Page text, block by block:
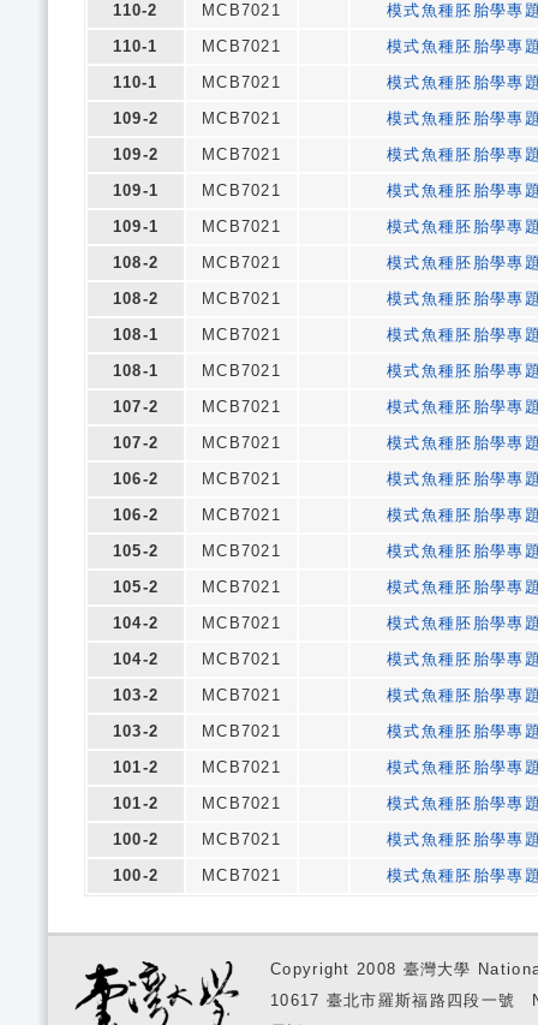
110-2
MCB7021
模式魚種胚胎學專
110-1
MCB7021
模式魚種胚胎學專
110-1
MCB7021
模式魚種胚胎學專
109-2
MCB7021
模式魚種胚胎學專
109-2
MCB7021
模式魚種胚胎學專
109-1
MCB7021
模式魚種胚胎學專
109-1
MCB7021
模式魚種胚胎學專
108-2
MCB7021
模式魚種胚胎學專
108-2
MCB7021
模式魚種胚胎學專
108-1
MCB7021
模式魚種胚胎學專
108-1
MCB7021
模式魚種胚胎學專
107-2
MCB7021
模式魚種胚胎學專
107-2
MCB7021
模式魚種胚胎學專
106-2
MCB7021
模式魚種胚胎學專
106-2
MCB7021
模式魚種胚胎學專
105-2
MCB7021
模式魚種胚胎學專
105-2
MCB7021
模式魚種胚胎學專
104-2
MCB7021
模式魚種胚胎學專
104-2
MCB7021
模式魚種胚胎學專
103-2
MCB7021
模式魚種胚胎學專
103-2
MCB7021
模式魚種胚胎學專
101-2
MCB7021
模式魚種胚胎學專
101-2
MCB7021
模式魚種胚胎學專
100-2
MCB7021
模式魚種胚胎學專
100-2
MCB7021 模式魚種胚胎學專
Copyright 2008 臺灣大學
10617 臺北市羅斯福路四段一